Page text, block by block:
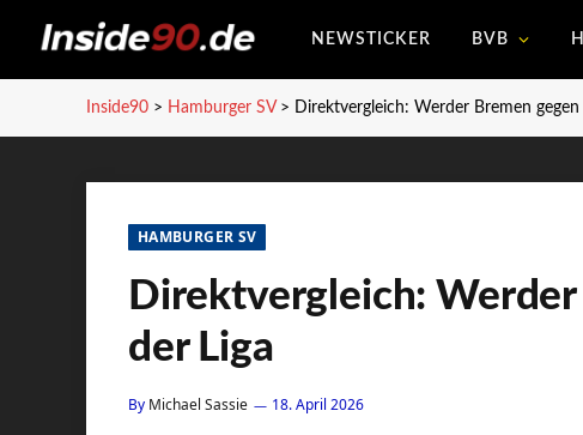
NEWSTICKER BVB
Inside90 > Hamburger SV> Direktvergleich: Werder Bremen gegen
HAMBURGER SV
Direktvergleich:
der Liga
By Michael Sassie 18. April 2026